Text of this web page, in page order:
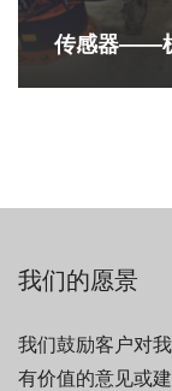
传感器——
我们的愿景
我们鼓励客户对
有价值的意见或